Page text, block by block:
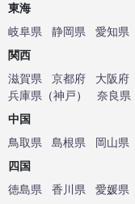
東海
岐阜県
静岡県 愛知県
関西
滋賀県
京都府 大阪府
兵庫県 （神戸） 奈良県
中国
鳥取県
島根県 岡山県
四国
徳島県
香川県 愛媛県